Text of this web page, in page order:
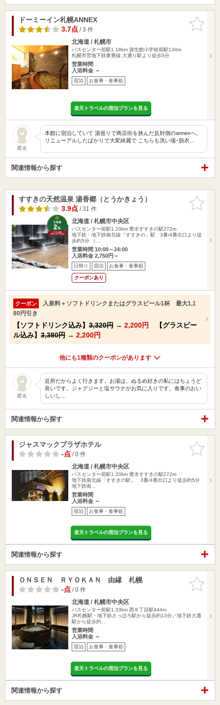
お気に入
りに追加
ドーミーイン札幌ANNEX
3.7点/ 3 件
北海道 / 札幌市
バスセンター前駅1.18km 資生館小学校前駅134m
札幌市営地下鉄東豊線 大通り駅より徒歩5分
営業時間
入浴料金 ～
宿泊 お食事・食事処
楽天トラベルの宿泊プランを見る
匿名
本館に宿泊していて 湯巡りで商店街を挟んだ反対側のannexへ。
リニューアルしたばかりで大変綺麗で こちらも洗い場･脱衣…
関連情報から探す
お気に入
りに追加
すすきの天然温泉 湯香郷（とうかきょう）
3.9点/ 31 件
北海道 / 札幌市中央区
バスセンター前駅1.20km 豊水すすきの駅272m
地下鉄・地下鉄南北線「すすきの」駅 3番/4番出口より徒
歩約5分 （…
営業時間 10:00～24:00
入浴料金 2,750円～
日帰り 宿泊 お食事・食事処
クーポンあり
クーポン
入泉料＋ソフトドリンクまたはグラスビール1杯 最大1,1
80円引き
【ソフトドリンク込み】 3,320円 → 2,200円
【グラスビー
ル込み】 3,380円 → 2,200円
他にも1種類のクーポンがあります
匿名
近所だからよく行きます。お湯は、ぬるめ好きの私にはちょうど
良いです。ジャグジーと塩サウナがお気に入りです。食事のおい
しいし…
関連情報から探す
お気に入
りに追加
ジャスマックプラザホテル
-点/ 0 件
北海道 / 札幌市中央区
バスセンター前駅1.20km 豊水すすきの駅272m
地下鉄南北線「すすきの駅」 3番/4番出口より徒歩約5分
地下鉄南…
営業時間
入浴料金 ～
宿泊 お食事・食事処
楽天トラベルの宿泊プランを見る
関連情報から探す
お気に入
りに追加
ＯＮＳＥＮ ＲＹＯＫＡＮ 由縁 札幌
-点/ 0 件
北海道 / 札幌市中央区
バスセンター前駅1.33km 西８丁目駅444m
JR札幌駅・地下鉄さっぽろ駅から徒歩約13分／地下鉄大通
駅から徒歩約…
営業時間
入浴料金 ～
宿泊 お食事・食事処
楽天トラベルの宿泊プランを見る
関連情報から探す